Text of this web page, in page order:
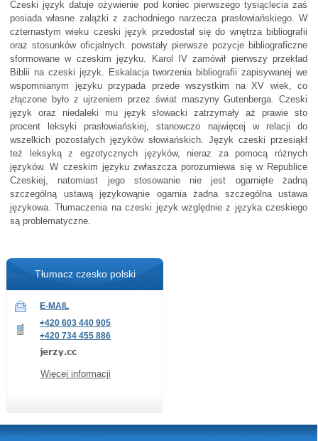
Czeski język datuje ożywienie pod koniec pierwszego tysiąclecia zaś
posiada własne zalążki z zachodniego narzecza prasłowiańskiego. W
czternastym wieku czeski język przedostał się do wnętrza bibliografii
oraz stosunków oficjalnych. powstały pierwsze pozycje bibliograficzne
sformowane w czeskim języku. Karol IV zamówił pierwszy przekład
Biblii na czeski język. Eskalacja tworzenia bibliografii zapisywanej we
wspomnianym języku przypada przede wszystkim na XV wiek, co
złączone było z ujrzeniem przez świat maszyny Gutenberga. Czeski
język oraz niedaleki mu język słowacki zatrzymały aż prawie sto
procent leksyki prasłowiańskiej, stanowczo najwięcej w relacji do
wszelkich pozostałych języków słowiańskich. Język czeski przesiąkł
też leksyką z egzotycznych języków, nieraz za pomocą różnych
języków. W czeskim języku zwłaszcza porozumiewa się w Republice
Czeskiej, natomiast jego stosowanie nie jest ogarnięte żadną
szczególną ustawą językowąnie ogarnia żadna szczególna ustawa
językowa. Tłumaczenia na czeski język względnie z języka czeskiego
są problematyczne.
Tłumacz czesko polski
E-MAIL
+420 603 440 905
+420 734 455 886
Więcej informacji